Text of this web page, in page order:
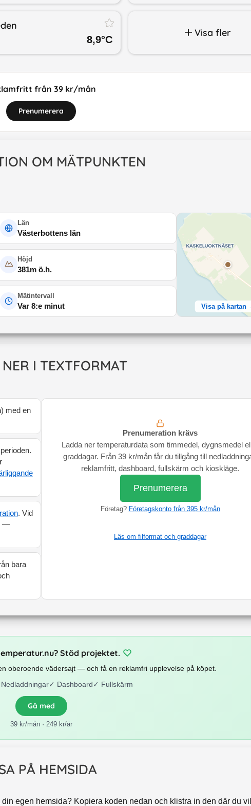
8,9°C
Visa fler
från 39 kr/mån
Prenumerera
OM MÄTPUNKTEN
Län
Västerbottens län
Höjd
381m ö.h.
Mätintervall
Var 8:e minut Visa på kartan
I TEXTFORMAT
) med en
. Vid
—
bara
Prenumeration krävs
Ladda ner temperaturdata som timmedel, dygnsmedel
graddagar. Från 39 kr/mån får du tillgång till
reklamfritt, dashboard, fullskärm och kioskläge.
Prenumerera
Företag? Företagskonto från 395 kr/mån
Läs om filformat och graddagar
Stöd projektet.
oberoende vädersajt — och få en reklamfri upplevelse på köpet.
Nedladdningar✓ Dashboard✓ Fullskärm
Gå med
39 kr/mån · 249 kr/år
PÅ HEMSIDA
egen hemsida? Kopiera koden nedan och klistra in den där du